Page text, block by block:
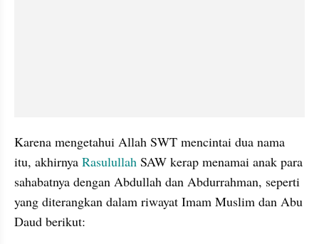
Karena mengetahui Allah SWT mencintai dua nama
itu, akhirnya Rasulullah SAW kerap menamai anak para
sahabatnya dengan Abdullah dan Abdurrahman, seperti
yang diterangkan dalam riwayat Imam Muslim dan Abu
Daud berikut: